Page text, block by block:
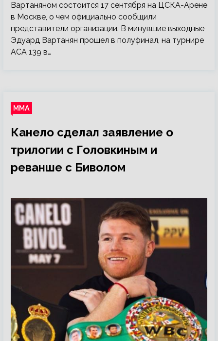
Вартаняном состоится 17 сентября на ЦСКА-Арене
в Москве, о чем официально сообщили
представители организации. В минувшие выходные
Эдуард Вартанян прошел в полуфинал, на турнире
ACA 139 в…
ММА
Канело сделал заявление о
трилогии с Головкиным и
реванше с Биволом